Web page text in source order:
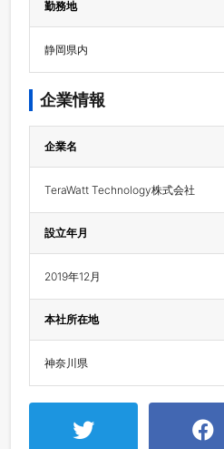
勤務地
静岡県内
企業情報
企業名
TeraWatt Technology株式会社
設立年月
2019年12月
本社所在地
神奈川県